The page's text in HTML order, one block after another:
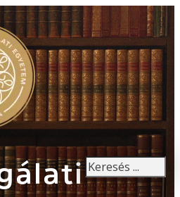
Keresés